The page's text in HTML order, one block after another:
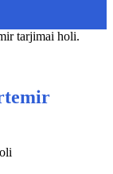
tarjimai holi.